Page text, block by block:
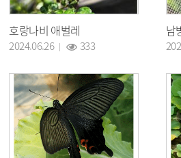
호랑나비 애벌레
2024.06.26 333
남